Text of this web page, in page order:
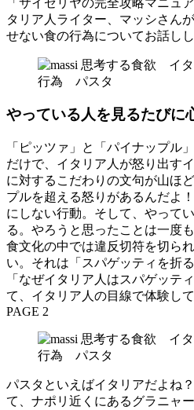
タリア人ライター、マッシさん
せない食の行為についてお話しし
やっている人を見るたびに
「ピッツァ」と「パイナップル
だけで、イタリア人が怒り出す
に対するこだわりの文句が山ほ
プルを超える怒りがあるんだよ
にしない行動。そして、やって
る。やろうと思ったことは一度
食文化の中では違反切符を切ら
い。それは「スパゲッティを折
「なぜイタリア人はスパゲッテ
て、イタリア人の目線で体験して
PAGE 2
パスタといえばイタリアだよね
て、ナポリ近くにあるグラニャ